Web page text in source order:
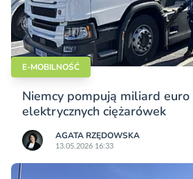
E-MOBILNOŚĆ
Niemcy pompują miliard
elektrycznych ciężarówek
AGATA RZĘDOWSKA
13.05.2026 16:33